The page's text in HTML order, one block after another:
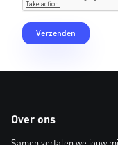
Over ons
Samen vertalen we jouw